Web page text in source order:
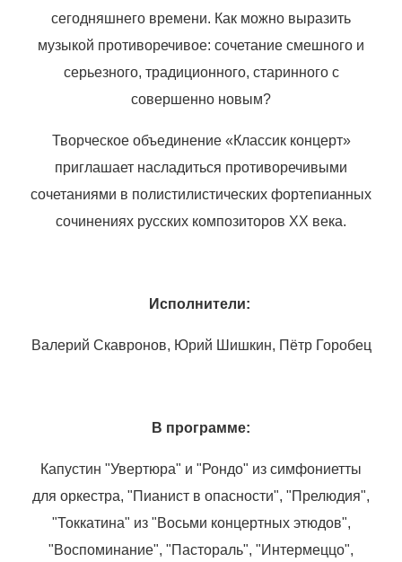
сегодняшнего времени. Как можно выразить
музыкой противоречивое: сочетание смешного и
серьезного, традиционного, старинного с
совершенно новым?
Творческое объединение «Классик концерт»
приглашает насладиться противоречивыми
сочетаниями в полистилистических фортепианных
сочинениях русских композиторов XX века.
Исполнители:
Валерий Скавронов, Юрий Шишкин, Пётр Горобец
В программе:
Капустин "Увертюра" и "Рондо" из симфониетты
для оркестра, "Пианист в опасности", "Прелюдия",
"Токкатина" из "Восьми концертных этюдов",
"Воспоминание", "Пастораль", "Интермеццо",